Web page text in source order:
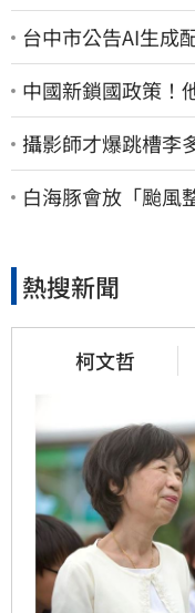
台中市公告AI生成
中國新鎖國政策！
攝影師才爆跳槽
聲「其實我很清楚
白海豚會放「颱風
熱搜新聞
柯文哲